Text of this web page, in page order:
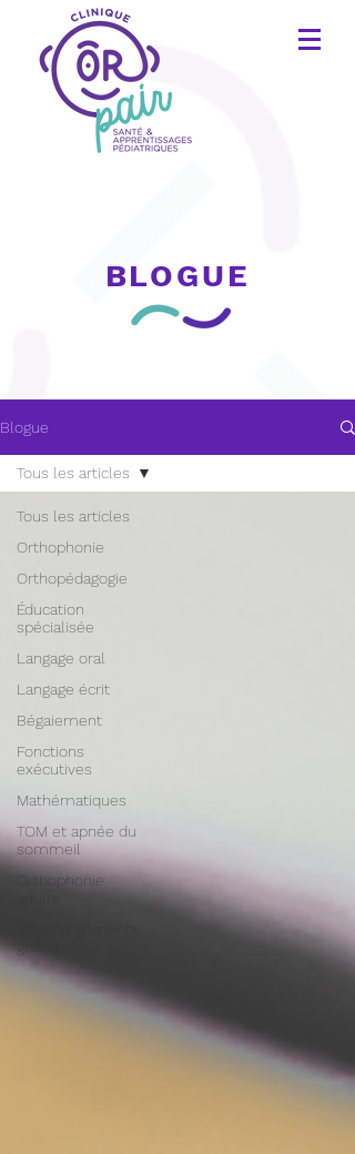
BLOGUE
Blogue
Tous les articles
Orthophonie
Orthopédagogie
Éducation
spécialisée
Langage oral
Langage écrit
Bégaiement
Fonctions
exécutives
Mathématiques
TOM et apnée du
sommeil
Orthophonie
gratuits
Tous les articles